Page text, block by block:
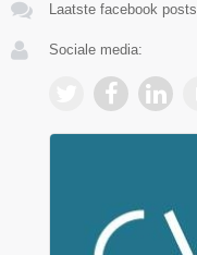
Laatste facebook posts
Sociale media: